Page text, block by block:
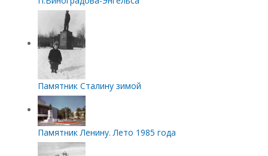
Памятник Сталину зимой
Памятник Ленину. Лето 1985 года